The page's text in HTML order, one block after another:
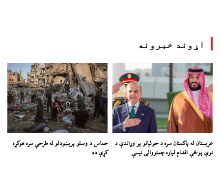
اړوند خبرونه
عربستان له پاکستان سره د حوثیانو پر وړاندې د
نوي پوځي اقدام لپاره چمتووالی نیسي
حماس د وسلو پرېښودلو له طرحې سره هوکړه
کړې ده